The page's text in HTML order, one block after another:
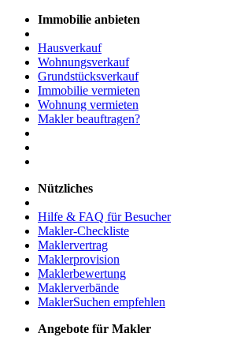
Immobilie anbieten
Hausverkauf
Wohnungsverkauf
Grundstücksverkauf
Immobilie vermieten
Wohnung vermieten
Makler beauftragen?
Nützliches
Hilfe & FAQ für Besucher
Makler-Checkliste
Maklervertrag
Maklerprovision
Maklerbewertung
Maklerverbände
MaklerSuchen empfehlen
Angebote für Makler